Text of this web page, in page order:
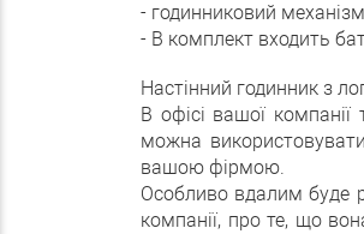
- годинниковий
- В комплект входить
Настінний годинник з
В офісі вашої
можна
вашою фірмою.
Особливо вдалим буде
компанії, про те, що